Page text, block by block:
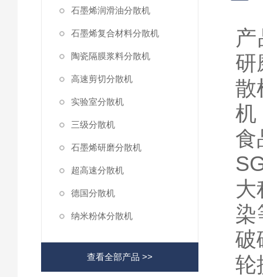
石墨烯润滑油分散机
石墨烯复合材料分散机
陶瓷隔膜浆料分散机
高速剪切分散机
实验室分散机
三级分散机
石墨烯研磨分散机
超高速分散机
德国分散机
纳米粉体分散机
查看全部产品 >>
研
散
机
食
大
染
破
轮